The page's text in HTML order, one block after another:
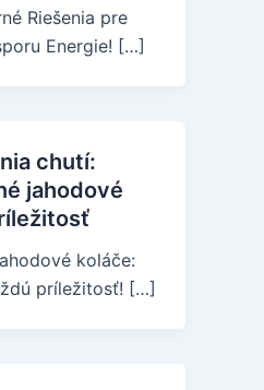
Riešenia pre
Energie! […]
chutí:
jahodové
koláče:
príležitosť! […]